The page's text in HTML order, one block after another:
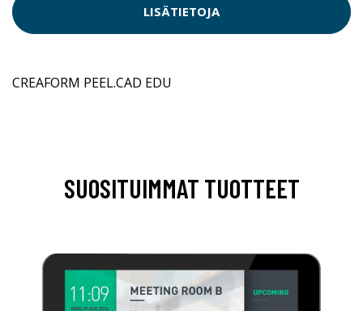
LISÄTIETOJA
CREAFORM PEEL.CAD EDU
SUOSITUIMMAT TUOTTEET